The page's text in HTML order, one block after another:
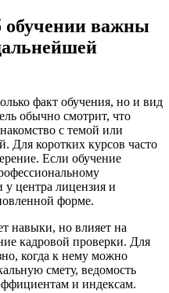
обучении важны
факт обучения, но и вид
обычно смотрит, что
с темой или
Для коротких курсов часто
Если обучение
у центра лицензия и
форме.
навыки, но влияет на
кадровой проверки. Для
когда к нему можно
смету, ведомость
и индексам.